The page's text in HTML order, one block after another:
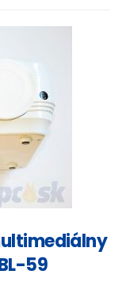
59